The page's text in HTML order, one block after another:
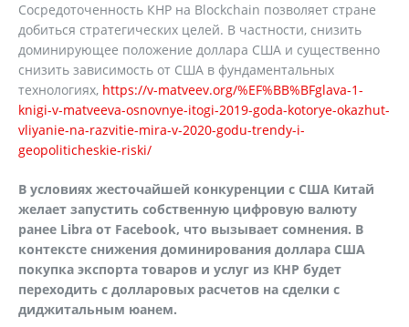
Сосредоточенность КНР на Blockchain позволяет стране
добиться стратегических целей. В частности, снизить
доминирующее положение доллара США и существенно
снизить зависимость от США в фундаментальных
технологиях, https://v-matveev.org/%EF%BB%BFglava-1-
knigi-v-matveeva-osnovnye-itogi-2019-goda-kotorye-okazhut-
vliyanie-na-razvitie-mira-v-2020-godu-trendy-i-
geopoliticheskie-riski/
В условиях жесточайшей конкуренции с США Китай
желает запустить собственную цифровую валюту
ранее Libra от Facebook, что вызывает сомнения. В
контексте снижения доминирования доллара США
покупка экспорта товаров и услуг из КНР будет
переходить с долларовых расчетов на сделки с
диджитальным юанем.